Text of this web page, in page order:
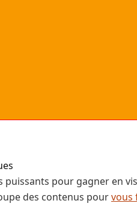
puissants pour gagner
des contenus pour